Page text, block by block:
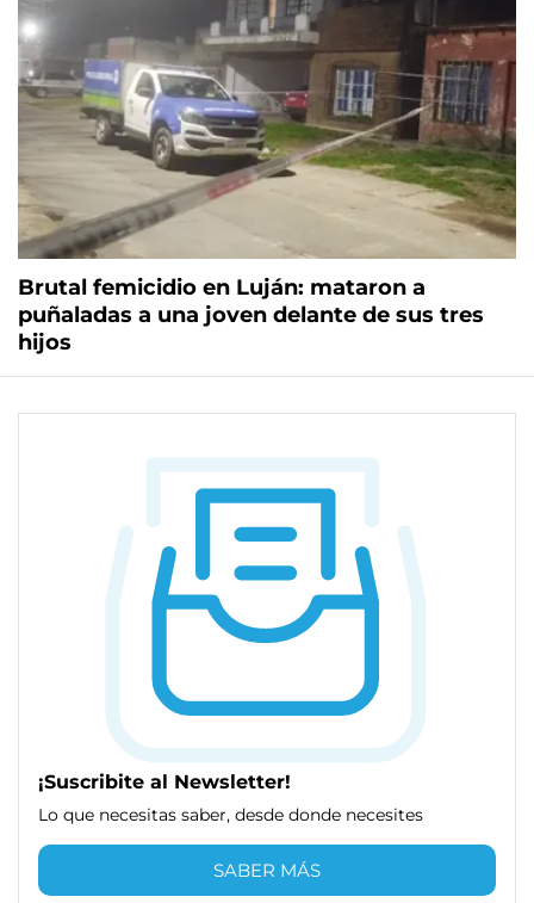
Brutal femicidio en Luján: mataron a
puñaladas a una joven delante de sus tres
hijos
¡Suscribite al Newsletter!
Lo que necesitas saber, desde donde necesites
SABER MÁS